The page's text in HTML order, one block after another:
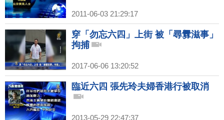
2011-06-03 21:29:17
穿「勿忘六四」上街 被「尋釁滋事」
拘捕
2017-06-06 13:20:52
臨近六四 張先玲夫婦香港行被取消
2013-05-29 22:47:37